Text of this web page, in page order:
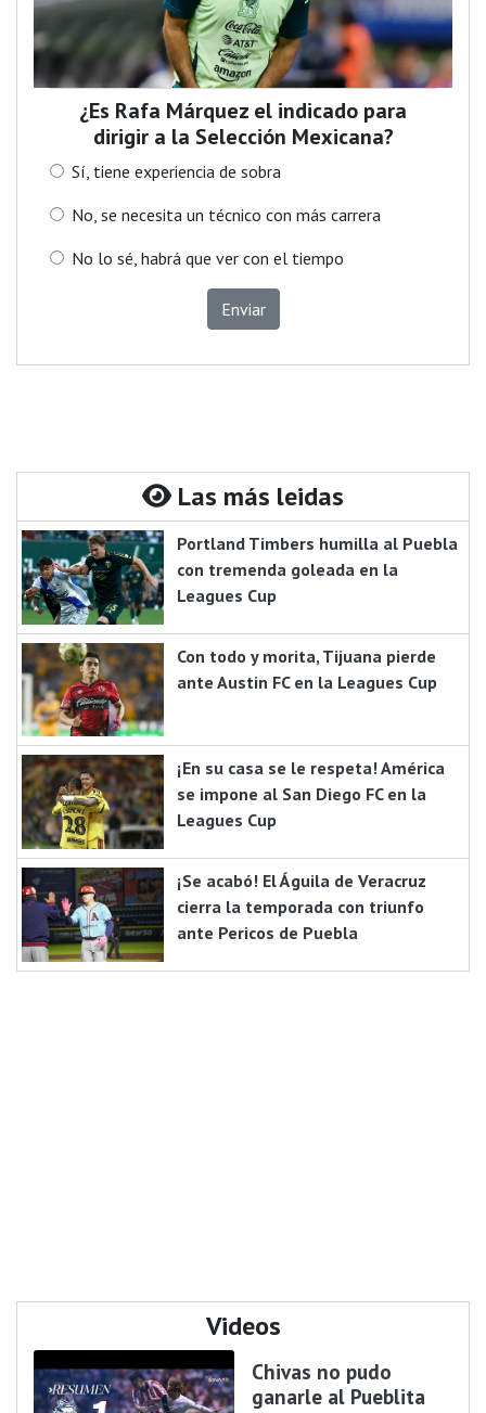
¿Es Rafa Márquez el indicado para
dirigir a la Selección Mexicana?
Sí, tiene experiencia de sobra
No, se necesita un técnico con más carrera
No lo sé, habrá que ver con el tiempo
Enviar
Las más leidas
Portland Timbers humilla al Puebla
con tremenda goleada en la
Leagues Cup
Con todo y morita, Tijuana pierde
ante Austin FC en la Leagues Cup
¡En su casa se le respeta! América
se impone al San Diego FC en la
Leagues Cup
¡Se acabó! El Águila de Veracruz
cierra la temporada con triunfo
ante Pericos de Puebla
Videos
Chivas no pudo
ganarle al Pueblita